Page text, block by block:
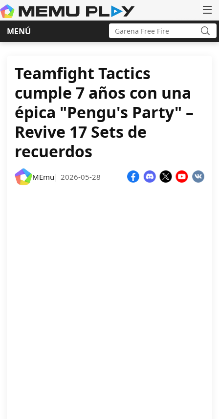
MENÚ
Ir
Buscar:
Teamfight Tactics
cumple 7 años con una
épica "Pengu's Party" –
Revive 17 Sets de
recuerdos
MEmu| 2026-05-28